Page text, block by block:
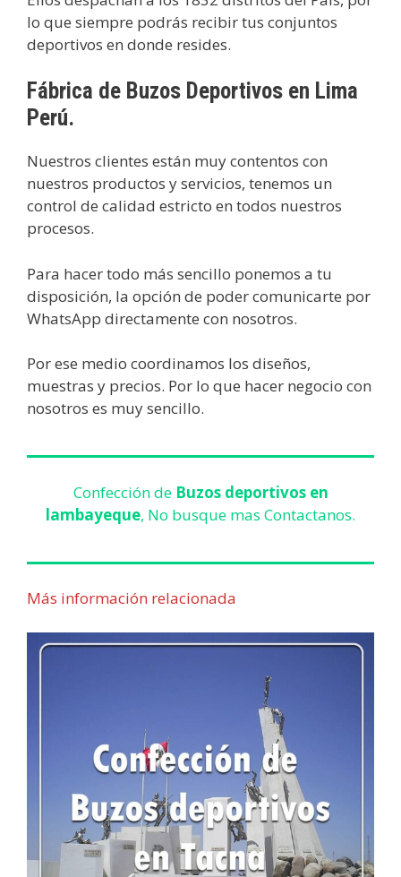
lo que siempre podrás recibir tus conjuntos
deportivos en donde resides.
Fábrica de Buzos Deportivos en Lima
Perú.
Nuestros clientes están muy contentos con
nuestros productos y servicios, tenemos un
control de calidad estricto en todos nuestros
procesos.
Para hacer todo más sencillo ponemos a tu
disposición, la opción de poder comunicarte por
WhatsApp directamente con nosotros.
Por ese medio coordinamos los diseños,
muestras y precios. Por lo que hacer negocio con
nosotros es muy sencillo.
Confección de Buzos deportivos en
lambayeque, No busque mas Contactanos.
Más información relacionada